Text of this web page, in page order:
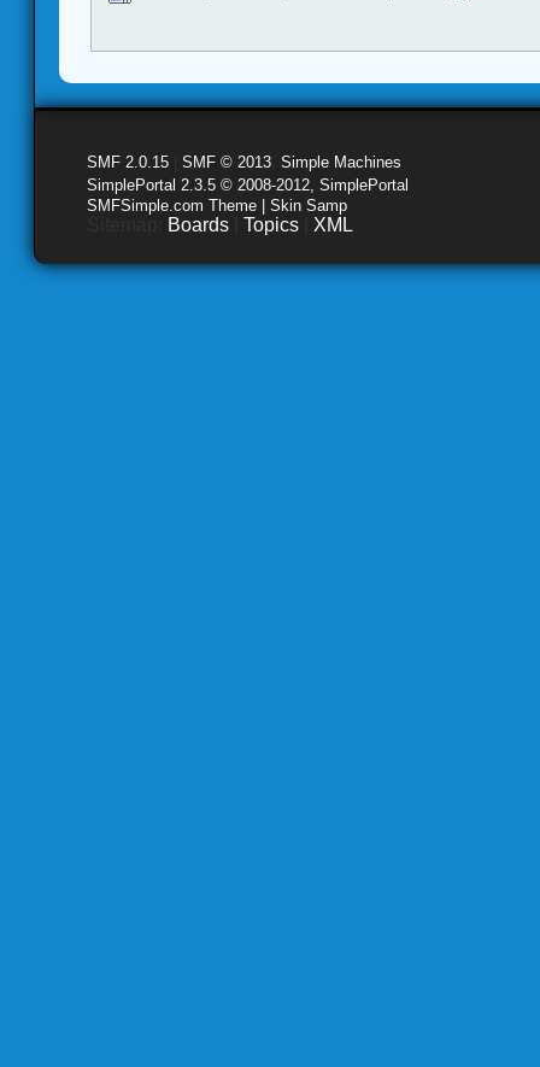
SMF 2.0.15 SMF © 2013 Simple Machines
SimplePortal 2.3.5 © 2008-2012, SimplePortal
SMFSimple.com Theme | Skin Samp
Boards Topics XML